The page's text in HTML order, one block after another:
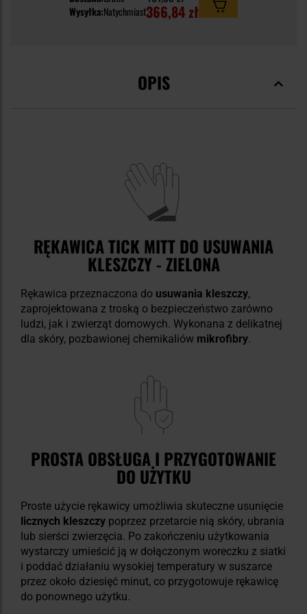
Wysyłka:Natychmiast366,84 zł
OPIS
RĘKAWICA TICK MITT DO USUWANIA
KLESZCZY - ZIELONA
Rękawica przeznaczona do usuwania kleszczy,
zaprojektowana z troską o bezpieczeństwo zarówno
ludzi, jak i zwierząt domowych. Wykonana z delikatnej
dla skóry, pozbawionej chemikaliów mikrofibry.
PROSTA OBSŁUGA I PRZYGOTOWANIE
DO UŻYTKU
Proste użycie rękawicy umożliwia skuteczne usunięcie
licznych kleszczy poprzez przetarcie nią skóry, ubrania
lub sierści zwierzęcia. Po zakończeniu użytkowania
wystarczy umieścić ją w dołączonym woreczku z siatki
i poddać działaniu wysokiej temperatury w suszarce
przez około dziesięć minut, co przygotowuje rękawicę
do ponownego użytku.